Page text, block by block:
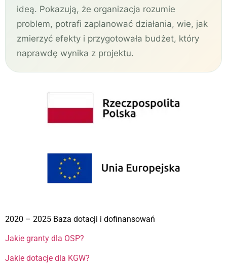
ideą. Pokazują, że organizacja rozumie
problem, potrafi zaplanować działania, wie, jak
zmierzyć efekty i przygotowała budżet, który
naprawdę wynika z projektu.
2020 – 2025 Baza dotacji i dofinansowań
Jakie granty dla OSP?
Jakie dotacje dla KGW?